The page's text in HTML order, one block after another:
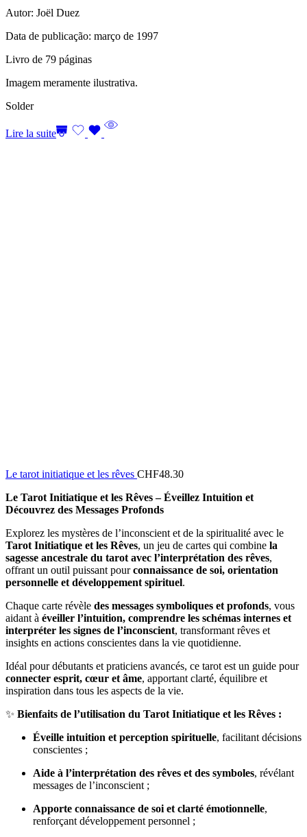
Autor: Joël Duez
Data de publicação: março de 1997
Livro de 79 páginas
Imagem meramente ilustrativa.
Solder
Lire la suite
Le tarot initiatique et les rêves CHF48.30
Le Tarot Initiatique et les Rêves – Éveillez Intuition et
Découvrez des Messages Profonds
Explorez les mystères de l’inconscient et de la spiritualité avec le
Tarot Initiatique et les Rêves, un jeu de cartes qui combine la
sagesse ancestrale du tarot avec l’interprétation des rêves,
offrant un outil puissant pourconnaissance de soi, orientation
personnelle et développement spirituel.
Chaque carte révèle des messages symboliques et profonds, vous
aidant à éveiller l’intuition, comprendre les schémas internes et
interpréter les signes de l’inconscient, transformant rêves et
insights en actions conscientes dans la vie quotidienne.
Idéal pour débutants et praticiens avancés, ce tarot est un guide pour
connecter esprit, cœur et âme, apportant clarté, équilibre et
inspiration dans tous les aspects de la vie.
✨ Bienfaits de l’utilisation du Tarot Initiatique et les Rêves :
Éveille intuition et perception spirituelle, facilitant décisions
conscientes ;
Aide à l’interprétation des rêves et des symboles, révélant
messages de l’inconscient ;
Apporte connaissance de soi et clarté émotionnelle,
renforçant développement personnel ;